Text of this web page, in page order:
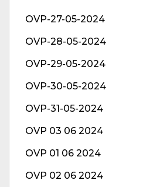
OVP-27-05-2024
OVP-28-05-2024
OVP-29-05-2024
OVP-30-05-2024
OVP-31-05-2024
OVP 03 06 2024
OVP 01 06 2024
OVP 02 06 2024